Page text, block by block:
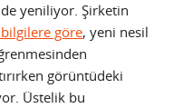
yeniliyor. Şirketin
bilgilere göre, yeni nesil
görüntüdeki
Üstelik bu